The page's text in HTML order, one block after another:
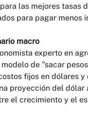
las mejores tasas
para pagar menos
macro
experto en
de "sacar
fijos en dólares
proyección del
el crecimiento y el